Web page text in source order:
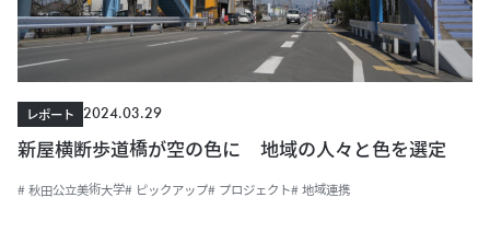
レポート
2024.03.29
新屋横断歩道橋が空の色に 地域の人々と色を選定
# 秋田公立美術大学# ピックアップ# プロジェクト# 地域連携